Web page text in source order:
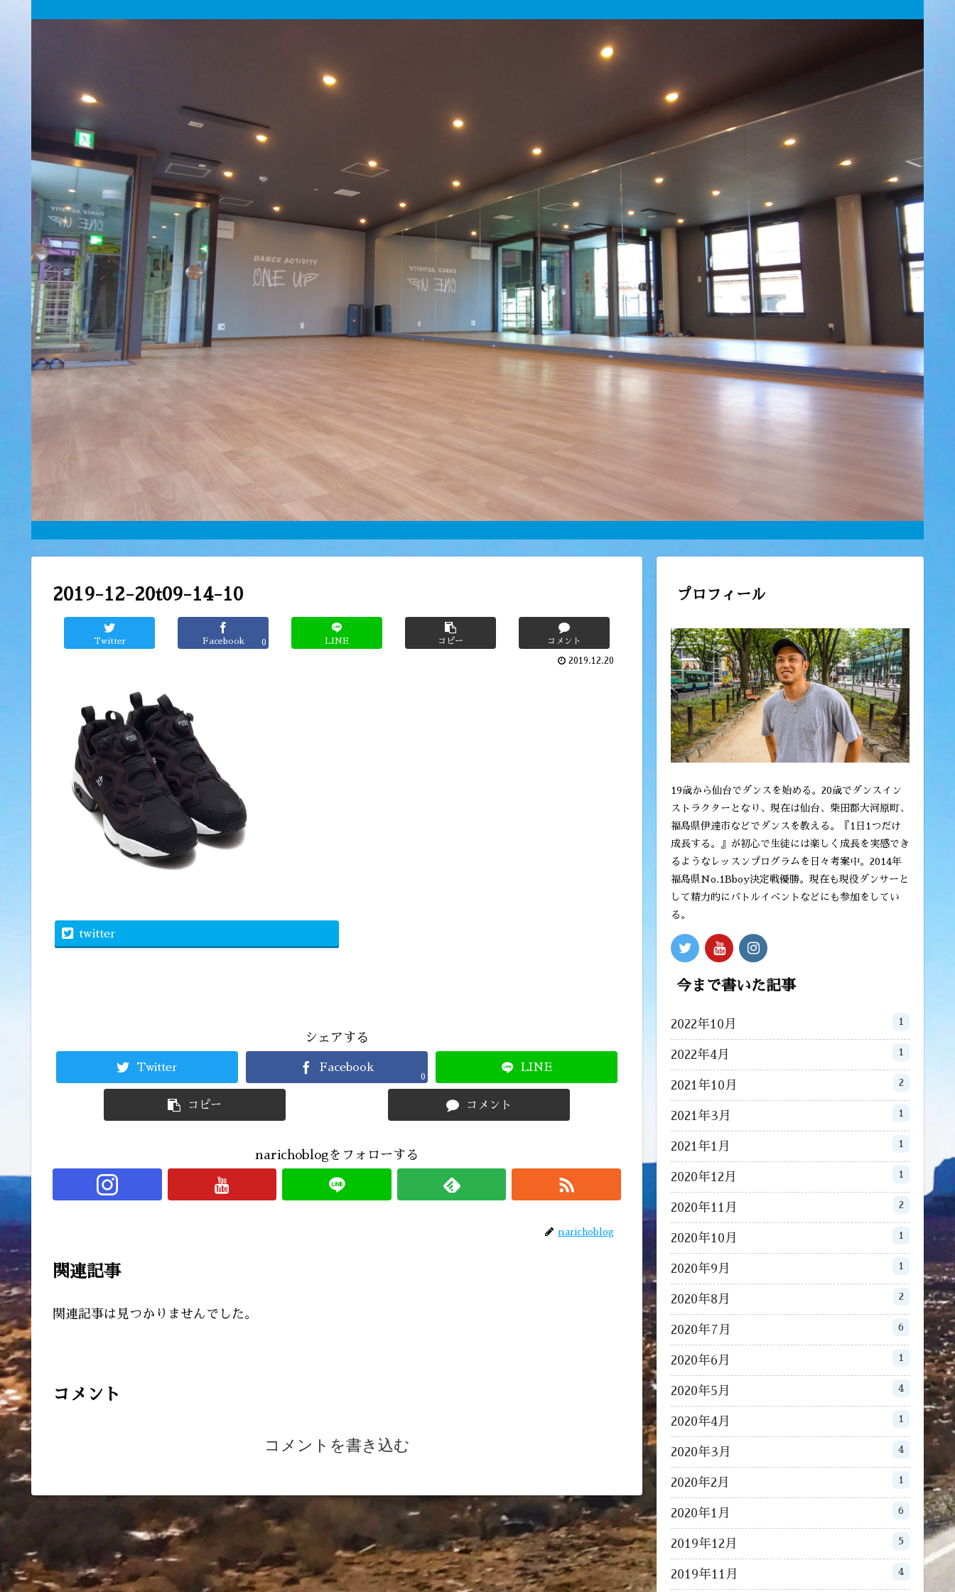
2019-12-20t09-14-10
Twitter Facebook 0 LINE コピー コメント
2019.12.20
twitter
シェアする
Twitter Facebook
0
LINE
コピー コメント
narichoblogをフォローする
narichoblog
関連記事
関連記事は見つかりませんでした。
コメント
コメントを書き込む
プロフィール
19歳から仙台でダンスを始める。20歳でダンスイン
ストラクターとなり、現在は仙台、柴田郡大河原町、
福島県伊達市などでダンスを教える。『1日1つだけ
成長する。』が初心で生徒には楽しく成長を実感でき
るようなレッスンプログラムを日々考案中。2014年
福島県No.1Bboy決定戦優勝。現在も現役ダンサーと
して精力的にバトルイベントなどにも参加をしてい
る。
今まで書いた記事
2022年10月 1
2022年4月 1
2021年10月 2
2021年3月 1
2021年1月 1
2020年12月 1
2020年11月 2
2020年10月 1
2020年9月 1
2020年8月 2
2020年7月 6
2020年6月 1
2020年5月 4
2020年4月 1
2020年3月 4
2020年2月 1
2020年1月 6
2019年12月 5
2019年11月 4